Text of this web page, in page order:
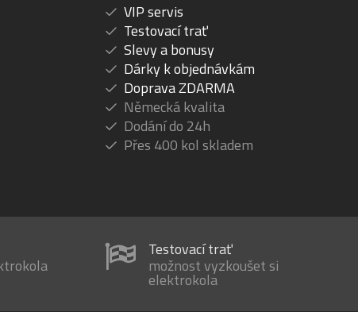
VIP servis
Testovací trať
Slevy a bonusy
Dárky k objednávkám
Doprava ZDARMA
Německá kvalita
Dodání do 24h
Přes 400 kol skladem
Testovací trať
možnost vyzkoušet si
elektrokola